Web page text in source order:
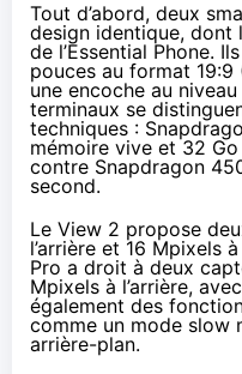
Tout d’abord, deux
design identique, dont
de l’Essential Phone.
pouces au format
une encoche au
terminaux se
techniques :
mémoire vive et 32
contre Snapdragon
second.
Le View 2 propose
l’arrière et 16 Mpixels
Pro a droit à deux
Mpixels à l’arrière,
également des
comme un mode slow
arrière-plan.